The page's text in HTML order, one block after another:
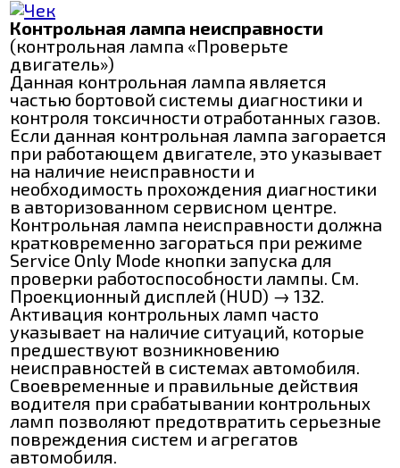
Контрольная лампа неисправности
(контрольная лампа «Проверьте
двигатель»)
Данная контрольная лампа является
частью бортовой системы диагностики и
контроля токсичности отработанных газов.
Если данная контрольная лампа загорается
при работающем двигателе, это указывает
на наличие неисправности и
необходимость прохождения диагностики
в авторизованном сервисном центре.
Контрольная лампа неисправности должна
кратковременно загораться при режиме
Service Only Mode кнопки запуска для
проверки работоспособности лампы. См.
Проекционный дисплей (HUD) → 132.
Активация контрольных ламп часто
указывает на наличие ситуаций, которые
предшествуют возникновению
неисправностей в системах автомобиля.
Своевременные и правильные действия
водителя при срабатывании контрольных
ламп позволяют предотвратить серьезные
повреждения систем и агрегатов
автомобиля.